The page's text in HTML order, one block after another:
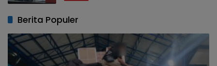
Berita Populer